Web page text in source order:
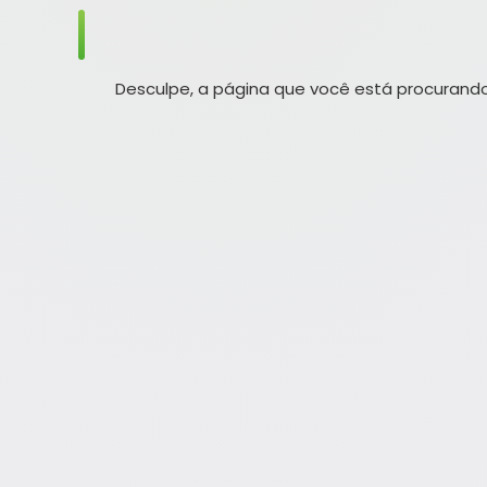
Desculpe, a página que você está